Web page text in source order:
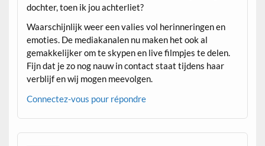
dochter, toen ik jou achterliet?
Waarschijnlijk weer een valies vol herinneringen en
emoties. De mediakanalen nu maken het ook al
gemakkelijker om te skypen en live filmpjes te delen.
Fijn dat je zo nog nauw in contact staat tijdens haar
verblijf en wij mogen meevolgen.
Connectez-vous pour répondre